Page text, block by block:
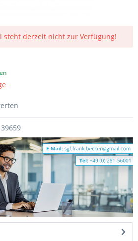
steht derzeit nicht zur Verfügung!
39659